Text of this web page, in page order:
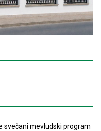
svečani mevludski program